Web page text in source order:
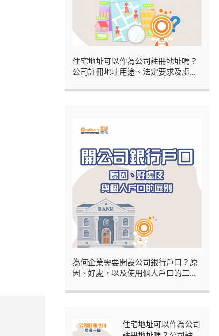
住宅地址可以作為公司註冊地址嗎？
公司註冊地址用途、法定要求及虛擬
為何企業需要開設公司銀行戶口？原
因、好處，以及使用個人戶口的三大
住宅地址可以作為公司